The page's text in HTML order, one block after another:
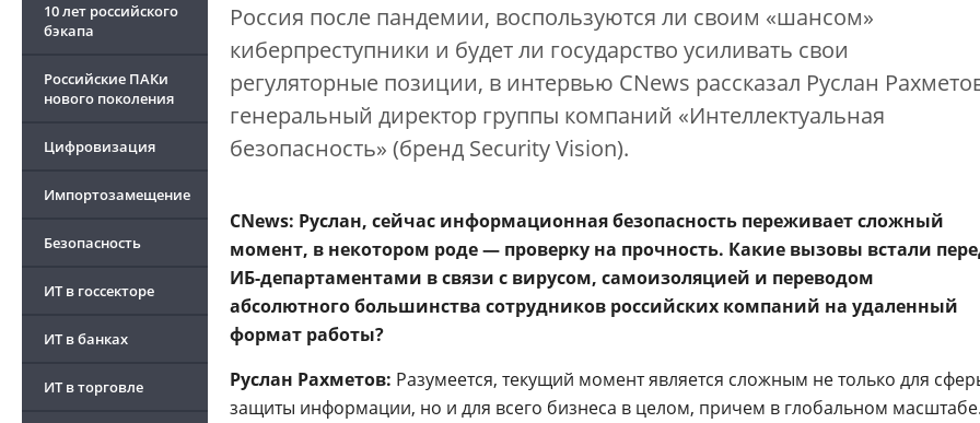
10 лет российского
бэкапа
Российские ПАКи
нового поколения
Цифровизация
Импортозамещение
Безопасность
ИТ в госсекторе
ИТ в банках
ИТ в торговле
Россия после пандемии, воспользуются ли своим «шансом»
киберпреступники и будет ли государство усиливать свои
регуляторные позиции, в интервью CNews рассказал Руслан
генеральный директор группы компаний «Интеллектуальная
безопасность» (бренд Security Vision).
CNews: Руслан, сейчас информационная безопасность переживает сложный
момент, в некотором роде — проверку на прочность. Какие вызовы встали
ИБ-департаментами в связи с вирусом, самоизоляцией и переводом
абсолютного большинства сотрудников российских компаний на удаленный
формат работы?
Руслан Рахметов: Разумеется, текущий момент является сложным не только для
защиты информации, но и для всего бизнеса в целом, причем в глобальном